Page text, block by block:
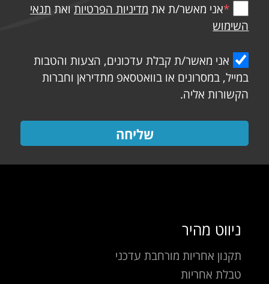
*אני מאשר/ת את מדיניות הפרטיות ואת תנאי
השימוש
אני מאשר/ת קבלת עדכונים, הצעות והטבות
במייל, במסרונים או בוואטסאפ מתדיראן וחברות
הקשורות אליה.
שליחה
ניווט מהיר
תקנון אחריות מורחבת עדכני
טבלת אחריות